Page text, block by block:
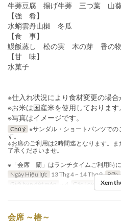
牛蒡豆腐 揚げ牛蒡 三つ葉 山
【強 肴】
水蛸雲丹山椒 冬瓜
【食 事】
鰻飯蒸し 松の実 木の芽 香の
【甘 味】
水菓子
※仕入れ状況により食材変更の場合
※お米は国産米を使用しております
※写真はイメージです。
Chú ý ※サンダル・ショートパンツでの
す。
※お席のご利用は2時間迄となります。
了承くださいませ。
※「会席 蘭」はランチタイムご利用時
Ngày Hiệu lực 13 Thg 4 ~ 14 Thg 9 Bữa
Giới hạn dặt món
~ 4 Các Loại Ghế
Xem
会席 ～椿～